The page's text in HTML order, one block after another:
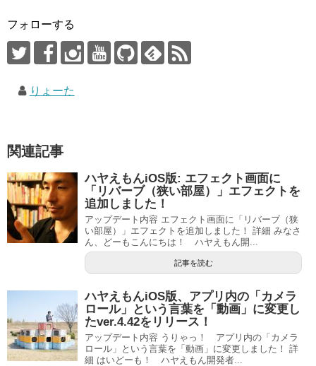
フォローする
りょーた
関連記事
ハヤえもんiOS版: エフェクト画面に
「リバーブ（狭い部屋）」エフェクトを
追加しました！
アップデート内容 エフェクト画面に「リバーブ（狭
い部屋）」エフェクトを追加しました！ 詳細 みなさ
ん、どーもこんにちは！ ハヤえもん開...
記事を読む
ハヤえもんiOS版、アプリ内の「カメラ
ロール」という言葉を「動画」に変更し
たver.4.42をリリース！
アップデート内容 うりゃっ！ アプリ内の「カメラ
ロール」という言葉を「動画」に変更しました！ 詳
細 はいどーも！ ハヤえもん開発者...